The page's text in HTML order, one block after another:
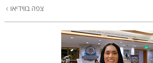
צפה בווידיאו